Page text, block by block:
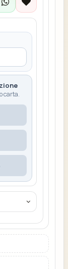
carta.